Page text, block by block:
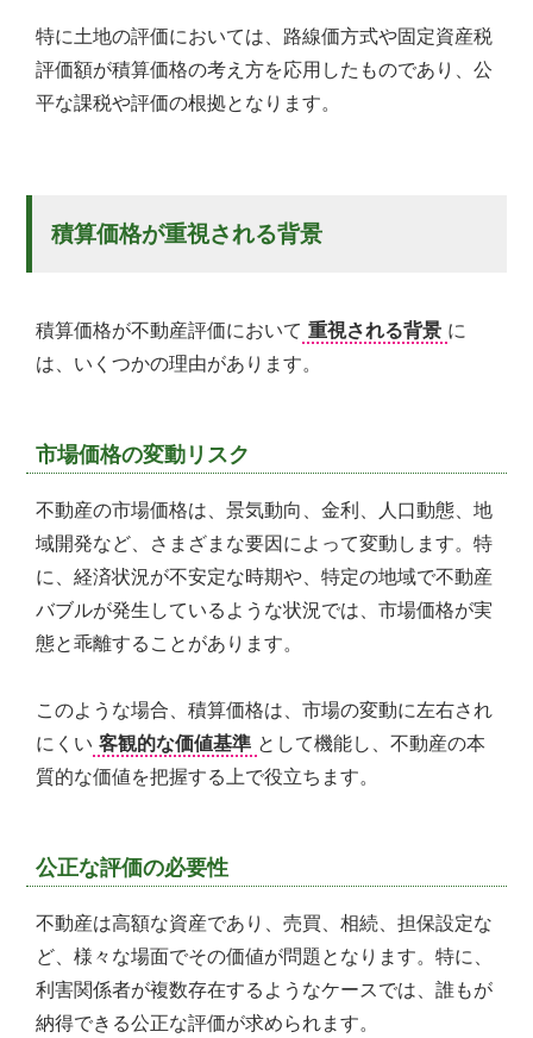
特に土地の評価においては、路線価方式や固定資産税
評価額が積算価格の考え方を応用したものであり、公
平な課税や評価の根拠となります。
積算価格が重視される背景
積算価格が不動産評価において 重視される背景 に
は、いくつかの理由があります。
市場価格の変動リスク
不動産の市場価格は、景気動向、金利、人口動態、地
域開発など、さまざまな要因によって変動します。特
に、経済状況が不安定な時期や、特定の地域で不動産
バブルが発生しているような状況では、市場価格が実
態と乖離することがあります。
このような場合、積算価格は、市場の変動に左右され
にくい 客観的な価値基準 として機能し、不動産の本
質的な価値を把握する上で役立ちます。
公正な評価の必要性
不動産は高額な資産であり、売買、相続、担保設定な
ど、様々な場面でその価値が問題となります。特に、
利害関係者が複数存在するようなケースでは、誰もが
納得できる公正な評価が求められます。